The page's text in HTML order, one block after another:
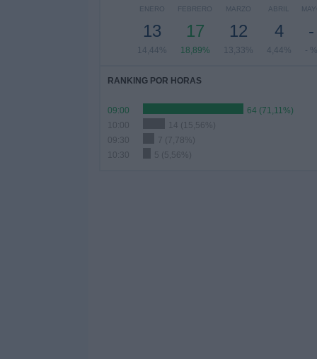
ENERO
13
14,44%
FEBRERO
17
18,89%
MARZO
12
13,33%
ABRIL
4
4,44%
-
- %
RANKING POR HORAS
09:00
64 (71,11%)
14 (15,56%)
09:30
7 (7,78%)
10:30
5 (5,56%)